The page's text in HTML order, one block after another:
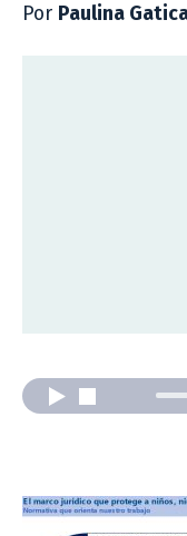
Por Paulina